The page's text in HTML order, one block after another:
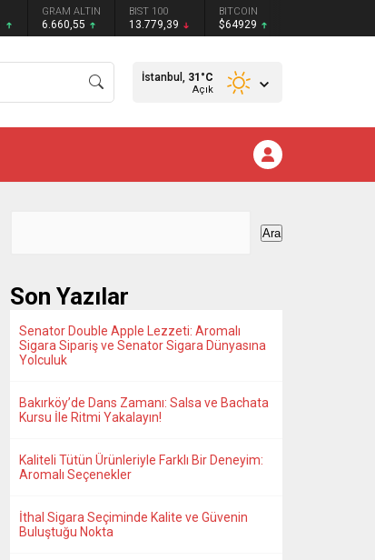
GRAM ALTIN
6.660,55
BIST 100
13.779,39
BITCOIN
$64929
İstanbul, 31 °C
Açık
Ara
Son Yazılar
Senator Double Apple Lezzeti: Aromalı
Sigara Sipariş ve Senator Sigara Dünyasına
Yolculuk
Bakırköy’de Dans Zamanı: Salsa ve Bachata
Kursu İle Ritmi Yakalayın!
Kaliteli Tütün Ürünleriyle Farklı Bir Deneyim:
Aromalı Seçenekler
İthal Sigara Seçiminde Kalite ve Güvenin
Buluştuğu Nokta